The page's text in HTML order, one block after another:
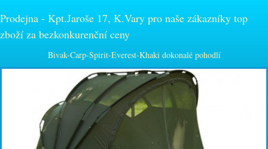
Prodejna - Kpt.Jaroše 17, K.Vary pro naše zákazníky top
zboží za bezkonkurenční ceny
Bivak-Carp-Spirit-Everest-Khaki dokonalé pohodlí